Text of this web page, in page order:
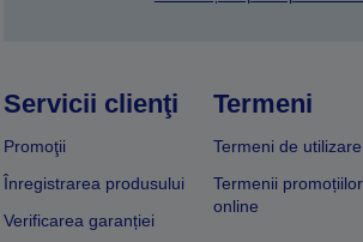
Servicii clienţi
Promoţii
Înregistrarea produsului
Verificarea garanției
Termeni
Termeni de utilizare
Termenii promoțiilor
online